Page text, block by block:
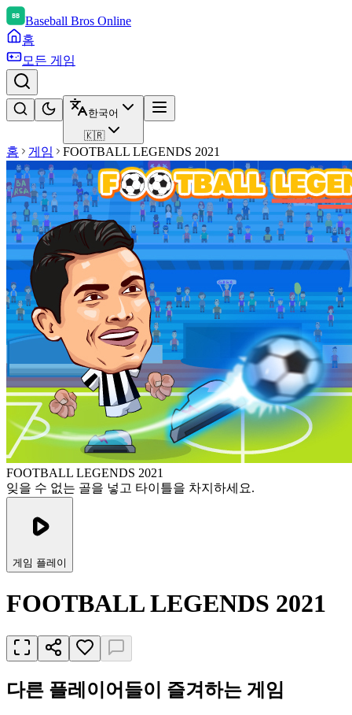
Baseball Bros Online
홈
모든 게임
한국어
🇰🇷
홈 게임 FOOTBALL LEGENDS 2021
FOOTBALL LEGENDS 2021
잊을 수 없는 골을 넣고 타이틀을 차지하세요.
게임 플레이
FOOTBALL LEGENDS 2021
다른 플레이어들이 즐겨하는 게임